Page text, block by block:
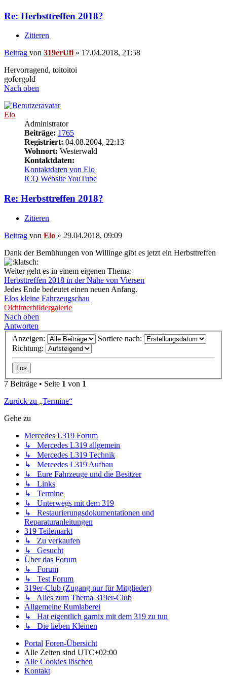
Re: Herbsttreffen 2018?
Zitieren
Beitrag von 319erUfi » 17.04.2018, 21:58
Hervorragend, toitoitoi
goforgold
Nach oben
Elo
Administrator
Beiträge: 1765
Registriert: 04.08.2004, 22:13
Wohnort: Westerwald
Kontaktdaten:
Kontaktdaten von Elo
ICQ WebsiteYouTube
Re: Herbsttreffen 2018?
Zitieren
Beitrag von Elo » 29.04.2018, 09:09
Dank der Bemühungen von Willinge gibt es jetzt ein Herbsttreffen
Weiter geht es in einem eigenen Thema:
Herbsttreffen 2018 in der Nähe von Viersen
Jedes Ende bedeutet einen neuen Anfang.
Elos kleine Fahrzeugschau
Oldtimerbildergalerie
Nach oben
Antworten
Anzeigen:
Sortiere nach:
Richtung:
7 Beiträge • Seite 1 von 1
Zurück zu „Termine“
Gehe zu
Mercedes L319 Forum
↳ Mercedes L319 allgemein
↳ Mercedes L319 Technik
↳ Mercedes L319 Aufbau
↳ Eure Fahrzeuge und die Besitzer
↳ Links
↳ Termine
↳ Unterwegs mit dem 319
↳ Restaurierungsdokumentationen und
Reparaturanleitungen
319 Teilemarkt
↳ Zu verkaufen
↳ Gesucht
Über das Forum
↳ Forum
↳ Test Forum
319er-Club (Zugang nur für Mitglieder)
↳ Alles zum Thema 319er-Club
Allgemeine Rumlaberei
↳ Hat eigentlich garnix mit dem 319 zu tun
↳ Die lieben Kleinen
Portal Foren-Übersicht
Alle Zeiten sind UTC+02:00
Alle Cookies löschen
Kontakt